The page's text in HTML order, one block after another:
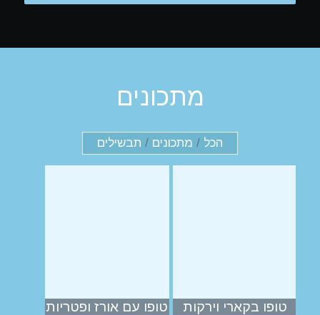
מתכונים
הכל / מתכונים / תבשילים
טופו בקארי וירקות טופו עם אורז ופטריות